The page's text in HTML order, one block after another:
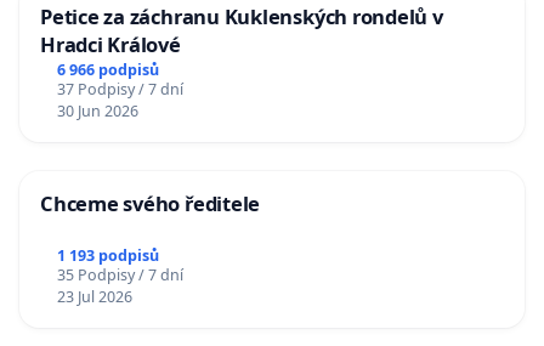
Petice za záchranu Kuklenských rondelů v
Hradci Králové
6 966 podpisů
37 Podpisy / 7 dní
30 Jun 2026
Chceme svého ředitele
1 193 podpisů
35 Podpisy / 7 dní
23 Jul 2026